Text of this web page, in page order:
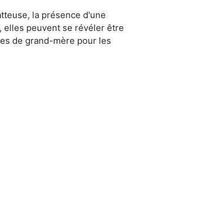
la présence d'une
elles peuvent se révéler être
de grand-mère pour les